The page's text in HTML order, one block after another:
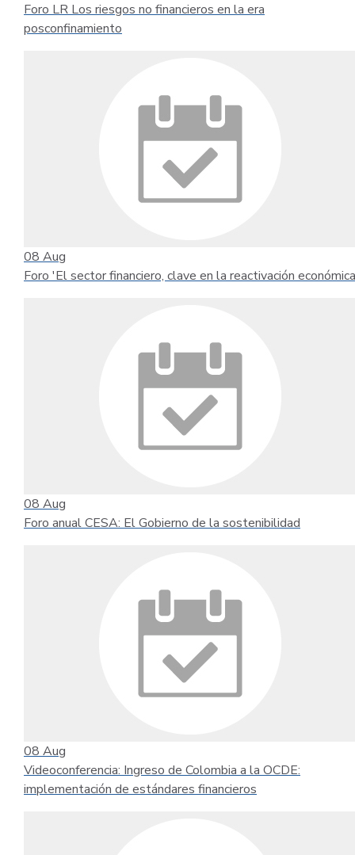
Foro LR Los riesgos no financieros en la era
posconfinamiento
08 Aug
Foro 'El sector financiero, clave en la reactivación
08 Aug
Foro anual CESA: El Gobierno de la sostenibilidad
08 Aug
Videoconferencia: Ingreso de Colombia a la OCDE:
implementación de estándares financieros